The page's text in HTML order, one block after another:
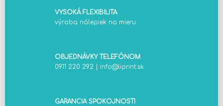
VYSOKÁ FLEXIBILITA
výroba nálepiek na mieru
OBJEDNÁVKY TELEFÓNOM
0911 220 292
info@liprint.sk
GARANCIA SPOKOJNOSTI